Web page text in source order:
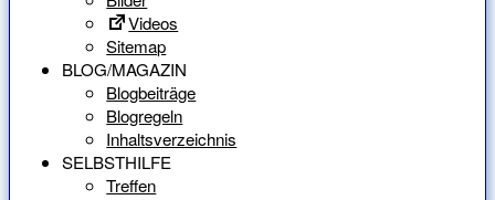
Videos
Sitemap
BLOG/MAGAZIN
Blogbeiträge
Blogregeln
Inhaltsverzeichnis
SELBSTHILFE
Treffen